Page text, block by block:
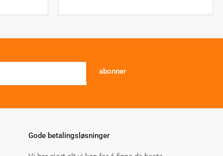
abonner
Gode betalingsløsninger